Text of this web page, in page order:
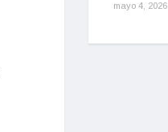
mayo 4, 2026